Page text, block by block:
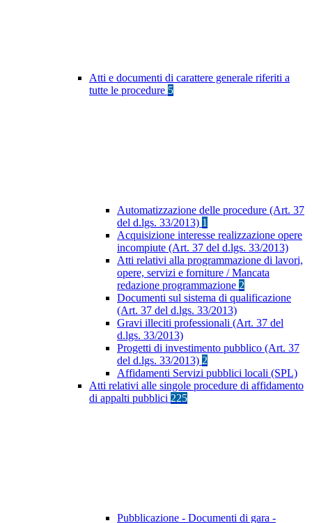
Atti e documenti di carattere generale riferiti a
tutte le procedure 5
Automatizzazione delle procedure (Art. 37
del d.lgs. 33/2013) 1
Acquisizione interesse realizzazione opere
incompiute (Art. 37 del d.lgs. 33/2013)
Atti relativi alla programmazione di lavori,
opere, servizi e forniture / Mancata
redazione programmazione 2
Documenti sul sistema di qualificazione
(Art. 37 del d.lgs. 33/2013)
Gravi illeciti professionali (Art. 37 del
d.lgs. 33/2013)
Progetti di investimento pubblico (Art. 37
del d.lgs. 33/2013) 2
Affidamenti Servizi pubblici locali (SPL)
Atti relativi alle singole procedure di affidamento
di appalti pubblici 225
Pubblicazione - Documenti di gara -